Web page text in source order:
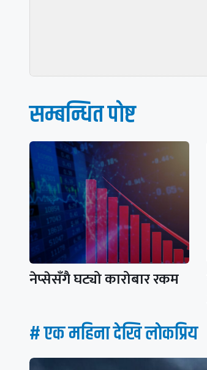
सम्बन्धित पाेष्ट
नेप्सेसँगै घट्यो कारोबार रकम
# एक महिना देखि लाेकप्रिय